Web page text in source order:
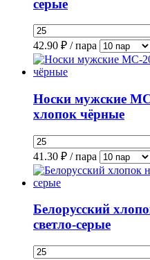
серые
42.90 ₽ / пара
Носки мужские
хлопок чёрные
41.30 ₽ / пара
Белорусский
светло-серые